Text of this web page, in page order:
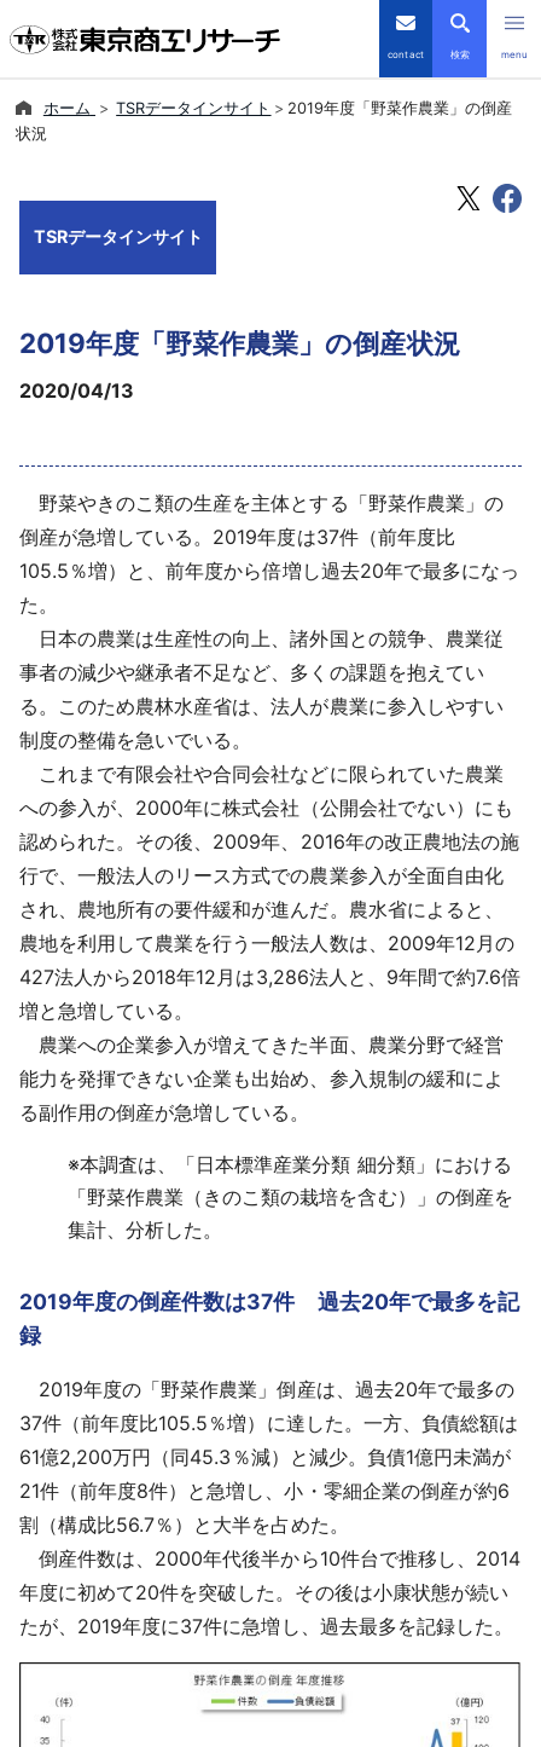
contact 検索 menu
導入事例
採用情報
よくあるご質問
English
ホーム TSRデータインサイト
2019年度「野菜作農業」の倒産
状況
TSRデータインサイト
2019年度「野菜作農業」の倒産状況
2020/04/13
野菜やきのこ類の生産を主体とする「野菜作農業」の
倒産が急増している。2019年度は37件（前年度比
105.5％増）と、前年度から倍増し過去20年で最多になっ
た。
日本の農業は生産性の向上、諸外国との競争、農業従
事者の減少や継承者不足など、多くの課題を抱えてい
る。このため農林水産省は、法人が農業に参入しやすい
制度の整備を急いでいる。
これまで有限会社や合同会社などに限られていた農業
への参入が、2000年に株式会社（公開会社でない）にも
認められた。その後、2009年、2016年の改正農地法の施
行で、一般法人のリース方式での農業参入が全面自由化
され、農地所有の要件緩和が進んだ。農水省によると、
農地を利用して農業を行う一般法人数は、2009年12月の
427法人から2018年12月は3,286法人と、9年間で約7.6倍
増と急増している。
農業への企業参入が増えてきた半面、農業分野で経営
能力を発揮できない企業も出始め、参入規制の緩和によ
る副作用の倒産が急増している。
※本調査は、「日本標準産業分類 細分類」における
「野菜作農業（きのこ類の栽培を含む）」の倒産を
集計、分析した。
2019年度の倒産件数は37件 過去20年で最多を記
録
2019年度の「野菜作農業」倒産は、過去20年で最多の
37件（前年度比105.5％増）に達した。一方、負債総額は
61億2,200万円（同45.3％減）と減少。負債1億円未満が
21件（前年度8件）と急増し、小・零細企業の倒産が約6
割（構成比56.7％）と大半を占めた。
倒産件数は、2000年代後半から10件台で推移し、2014
年度に初めて20件を突破した。その後は小康状態が続い
たが、2019年度に37件に急増し、過去最多を記録した。